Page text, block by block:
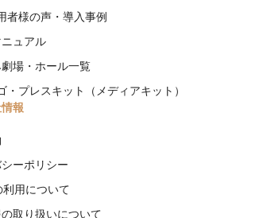
者様の声・導入事例
ュアル
場・ホール一覧
プレスキット（メディアキット）
報
ーポリシー
用について
取り扱いについて